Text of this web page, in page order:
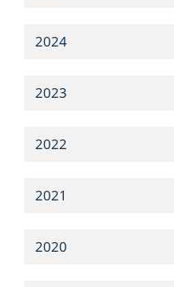
2024
2023
2022
2021
2020